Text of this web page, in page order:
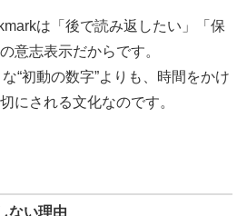
は「後で読み返したい」「保
意志表示だからです。
“初動の数字”よりも、時間をかけ
にされる文化なのです。
ない理由